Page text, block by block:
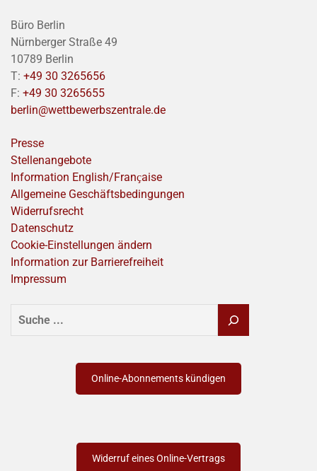
Büro Berlin
Nürnberger Straße 49
10789 Berlin
T: +49 30 3265656
F: +49 30 3265655
berlin@wettbewerbszentrale.de
Presse
Stellenangebote
Information English/Franҫaise
Allgemeine Geschäftsbedingungen
Widerrufsrecht
Datenschutz
Cookie-Einstellungen ändern
Information zur Barrierefreiheit
Impressum
SUCHEN
Online-Abonnements kündigen
Widerruf eines Online-Vertrags